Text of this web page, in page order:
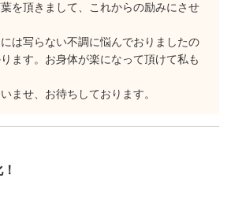
を頂きまして、これからの励みにさせ
は写らない不調に悩んでおりましたの
ます。お身体が楽になって頂けて私も
ませ、お待ちしております。